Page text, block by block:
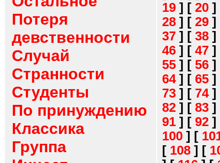
Потеря
девственности
Случай
Странности
Студенты
По принуждению
Классика
Группа
19 ] [ 20 ]
28 ] [ 29 ]
37 ] [ 38 ]
46 ] [ 47 ]
55 ] [ 56 ]
64] [ 65 ]
73 ] [ 74]
82 ] [ 83 ]
91 ] [ 92 ]
100 ] [
[ 108 ] [